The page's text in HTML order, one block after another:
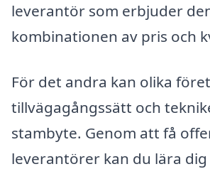
leverantör som erbjuder
kombinationen av pris och
För det andra kan olika
tillvägagångssätt och
stambyte. Genom att få
leverantörer kan du lära